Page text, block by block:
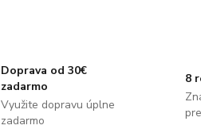
Doprava od 30€
zadarmo
Využite dopravu úplne
zadarmo
8